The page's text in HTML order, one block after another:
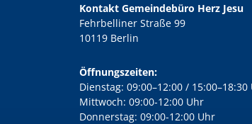
Kontakt Gemeindebüro Herz Jesu
Fehrbelliner Straße 99
10119 Berlin
Öffnungszeiten:
Dienstag: 09:00–12:00 / 15:00–18:30
Mittwoch: 09:00-12:00 Uhr
Donnerstag: 09:00-12:00 Uhr